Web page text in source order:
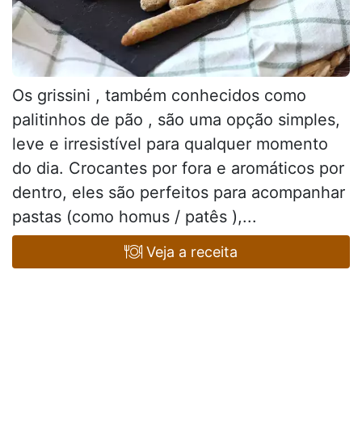
Os grissini , também conhecidos como
palitinhos de pão , são uma opção simples,
leve e irresistível para qualquer momento
do dia. Crocantes por fora e aromáticos por
dentro, eles são perfeitos para acompanhar
pastas (como homus / patês ),...
Veja a receita